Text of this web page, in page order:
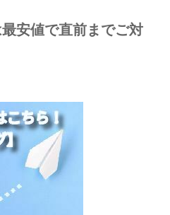
安値で直前までご対